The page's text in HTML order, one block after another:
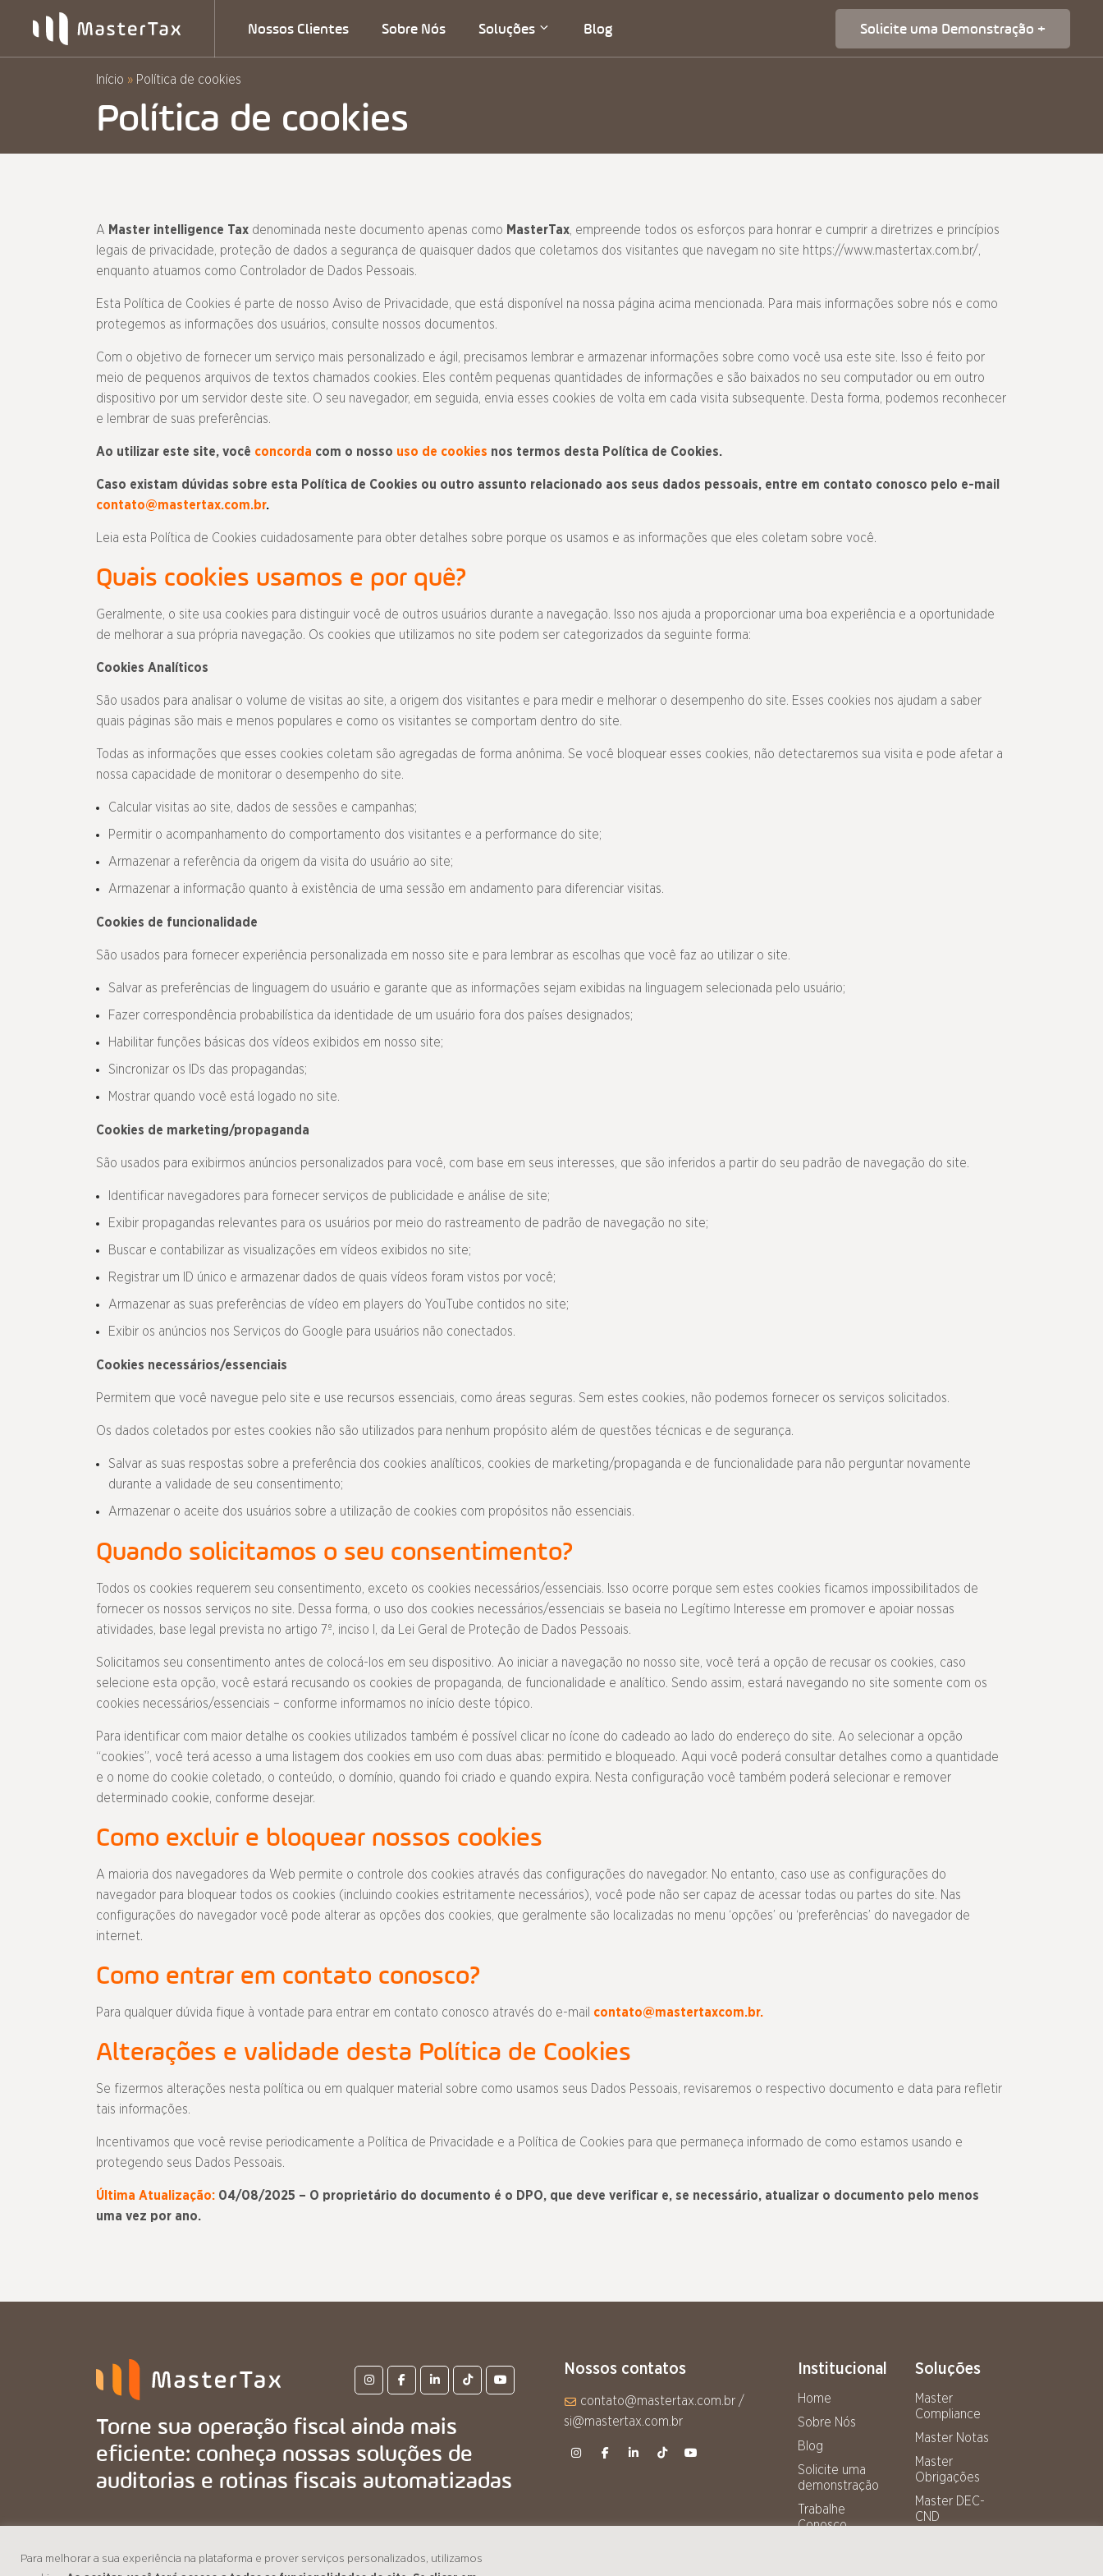
Para melhorar a sua experiência na plataforma e prover serviços personalizados, utilizamos
Nossos Clientes Sobre Nós Soluções Blog Solicite uma Demonstração +
Início » Política de cookies
Política de cookies
A Master intelligence Tax denominada neste documento apenas como MasterTax , empreende todos os esforços para honrar e cumprir a diretrizes e princípios
legais de privacidade, proteção de dados a segurança de quaisquer dados que coletamos dos visitantes que navegam no site https://www.mastertax.com.br/
enquanto atuamos como Controlador de Dados Pessoais.
Esta Política de Cookies é parte de nosso Aviso de Privacidade, que está disponível na nossa página acima mencionada. Para mais informações sobre nós e como
protegemos as informações dos usuários, consulte nossos documentos.
Com o objetivo de fornecer um serviço mais personalizado e ágil, precisamos lembrar e armazenar informações sobre como você usa este site. Isso é feito por
meio de pequenos arquivos de textos chamados cookies. Eles contêm pequenas quantidades de informações e são baixados no seu computador ou em outro
dispositivo por um servidor deste site. O seu navegador, em seguida, envia esses cookies de volta em cada visita subsequente. Desta forma, podemos reconhecer
e lembrar de suas preferências.
Ao utilizar este site, você concorda com o nosso uso de cookies nos termos desta Política de Cookies.
Caso existam dúvidas sobre esta Política de Cookies ou outro assunto relacionado aos seus dados pessoais, entre em contato conosco pelo e-mail
contato@mastertax.com.br.
Leia esta Política de Cookies cuidadosamente para obter detalhes sobre porque os usamos e as informações que eles coletam sobre você.
Quais cookies usamos e por quê?
Geralmente, o site usa cookies para distinguir você de outros usuários durante a navegação. Isso nos ajuda a proporcionar uma boa experiência e a oportunidade
de melhorar a sua própria navegação. Os cookies que utilizamos no site podem ser categorizados da seguinte forma:
Cookies Analíticos
São usados para analisar o volume de visitas ao site, a origem dos visitantes e para medir e melhorar o desempenho do site. Esses cookies nos ajudam a saber
quais páginas são mais e menos populares e como os visitantes se comportam dentro do site.
Todas as informações que esses cookies coletam são agregadas de forma anônima. Se você bloquear esses cookies, não detectaremos sua visita e pode afetar a
nossa capacidade de monitorar o desempenho do site.
Calcular visitas ao site, dados de sessões e campanhas;
Permitir o acompanhamento do comportamento dos visitantes e a performance do site;
Armazenar a referência da origem da visita do usuário ao site;
Armazenar a informação quanto à existência de uma sessão em andamento para diferenciar visitas.
Cookies de funcionalidade
São usados para fornecer experiência personalizada em nosso site e para lembrar as escolhas que você faz ao utilizar o site.
Salvar as preferências de linguagem do usuário e garante que as informações sejam exibidas na linguagem selecionada pelo usuário;
Fazer correspondência probabilística da identidade de um usuário fora dos países designados;
Habilitar funções básicas dos vídeos exibidos em nosso site;
Sincronizar os IDs das propagandas;
Mostrar quando você está logado no site.
Cookies de marketing/propaganda
São usados para exibirmos anúncios personalizados para você, com base em seus interesses, que são inferidos a partir do seu padrão de navegação do site.
Identificar navegadores para fornecer serviços de publicidade e análise de site;
Exibir propagandas relevantes para os usuários por meio do rastreamento de padrão de navegação no site;
Buscar e contabilizar as visualizações em vídeos exibidos no site;
Registrar um ID único e armazenar dados de quais vídeos foram vistos por você;
Armazenar as suas preferências de vídeo em players do YouTube contidos no site;
Exibir os anúncios nos Serviços do Google para usuários não conectados.
Cookies necessários/essenciais
Permitem que você navegue pelo site e use recursos essenciais, como áreas seguras. Sem estes cookies, não podemos fornecer os serviços solicitados.
Os dados coletados por estes cookies não são utilizados para nenhum propósito além de questões técnicas e de segurança.
Salvar as suas respostas sobre a preferência dos cookies analíticos, cookies de marketing/propaganda e de funcionalidade para não perguntar novamente
durante a validade de seu consentimento;
Armazenar o aceite dos usuários sobre a utilização de cookies com propósitos não essenciais.
Quando solicitamos o seu consentimento?
Todos os cookies requerem seu consentimento, exceto os cookies necessários/essenciais. Isso ocorre porque sem estes cookies ficamos impossibilitados de
fornecer os nossos serviços no site. Dessa forma, o uso dos cookies necessários/essenciais se baseia no Legítimo Interesse em promover e apoiar nossas
atividades, base legal prevista no artigo 7º, inciso I, da Lei Geral de Proteção de Dados Pessoais.
Solicitamos seu consentimento antes de colocá-los em seu dispositivo. Ao iniciar a navegação no nosso site, você terá a opção de recusar os cookies, caso
selecione esta opção, você estará recusando os cookies de propaganda, de funcionalidade e analítico. Sendo assim, estará navegando no site somente com os
cookies necessários/essenciais – conforme informamos no início deste tópico.
Para identificar com maior detalhe os cookies utilizados também é possível clicar no ícone do cadeado ao lado do endereço do site. Ao selecionar a opção
“cookies”, você terá acesso a uma listagem dos cookies em uso com duas abas: permitido e bloqueado. Aqui você poderá consultar detalhes como a quantidade
e o nome do cookie coletado, o conteúdo, o domínio, quando foi criado e quando expira. Nesta configuração você também poderá selecionar e remover
determinado cookie, conforme desejar.
Como excluir e bloquear nossos cookies
A maioria dos navegadores da Web permite o controle dos cookies através das configurações do navegador. No entanto, caso use as configurações do
navegador para bloquear todos os cookies (incluindo cookies estritamente necessários), você pode não ser capaz de acessar todas ou partes do site. Nas
configurações do navegador você pode alterar as opções dos cookies, que geralmente são localizadas no menu ‘opções’ ou ‘preferências’ do navegador de
internet.
Como entrar em contato conosco?
Para qualquer dúvida fique à vontade para entrar em contato conosco através do e-mail contato@mastertaxcom.br.
Alterações e validade desta Política de Cookies
Se fizermos alterações nesta política ou em qualquer material sobre como usamos seus Dados Pessoais, revisaremos o respectivo documento e data para refletir
tais informações.
Incentivamos que você revise periodicamente a Política de Privacidade e a Política de Cookies para que permaneça informado de como estamos usando e
protegendo seus Dados Pessoais.
Última Atualização: 04/08/2025 – O proprietário do documento é o DPO, que deve verificar e, se necessário, atualizar o documento pelo menos
uma vez por ano.
Torne sua operação fiscal ainda mais
eficiente: conheça nossas soluções de
auditorias e rotinas fiscais automatizadas
Nossos contatos
contato@mastertax.com.br /
si@mastertax.com.br
Institucional
Home
Sobre Nós
Blog
Solicite uma
demonstração
Trabalhe
Conosco
Soluções
Master
Compliance
Master Notas
Master
Obrigações
Master DEC-
CND